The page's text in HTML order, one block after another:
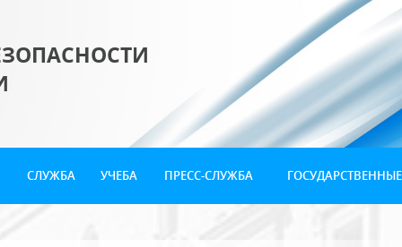
СЛУЖБА УЧЕБА ПРЕСС-СЛУЖБА